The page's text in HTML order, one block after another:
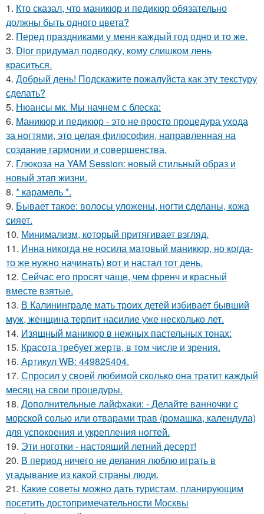
1. Кто сказал, что маникюр и педикюр обязательно
должны быть одного цвета?
2. Перед праздниками у меня каждый год одно и то же.
3. Dior придумал подводку, кому слишком лень
краситься.
4. Добрый день! Подскажите пожалуйста как эту текстуру
сделать?
5. Нюансы мк. Мы начнем с блеска:
6. Маникюр и педикюр - это не просто процедура ухода
за ногтями, это целая философия, направленная на
создание гармонии и совершенства.
7. Глюкоза на YAM Session: новый стильный образ и
новый этап жизни.
8. * карамель *.
9. Бывает такое: волосы уложены, ногти сделаны, кожа
сияет.
10. Минимализм, который притягивает взгляд.
11. Инна никогда не носила матовый маникюр, но когда-
то же нужно начинать) вот и настал тот день.
12. Сейчас его просят чаще, чем френч и красный
вместе взятые.
13. В Калининграде мать троих детей избивает бывший
муж, женщина терпит насилие уже несколько лет.
14. Изящный маникюр в нежных пастельных тонах:
15. Красота требует жертв, в том числе и зрения.
16. Артикул WB: 449825404.
17. Спросил у своей любимой сколько она тратит каждый
месяц на свои процедуры.
18. Дополнительные лайфхаки: - Делайте ванночки с
морской солью или отварами трав (ромашка, календула)
для успокоения и укрепления ногтей.
19. Эти ноготки - настоящий летний десерт!
20. В период ничего не делания люблю играть в
угадывание из какой страны люди.
21. Какие советы можно дать туристам, планирующим
посетить достопримечательности Москвы